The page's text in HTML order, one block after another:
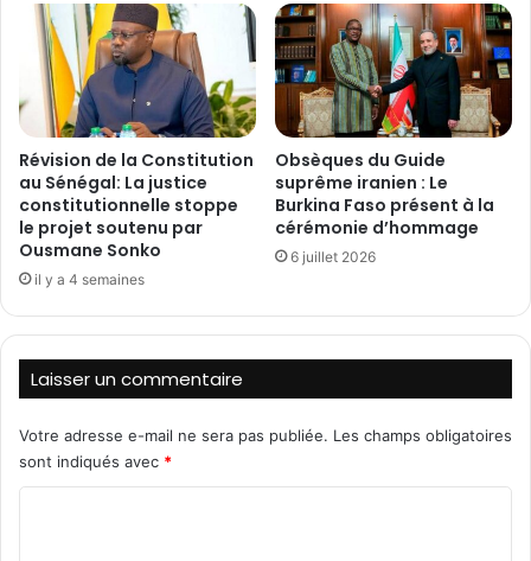
a
t
i
o
n
a
l
e
u
L
é
e
é
s
a
h
é
l
i
e
n
e
i
d
è
Révision de la Constitution
au Sénégal: La justice
constitutionnelle stoppe
le projet soutenu par
Ousmane Sonko
il y a 4 semaines
Obsèques du Guide
suprême iranien : Le
Burkina Faso présent à la
cérémonie d’hommage
6 juillet 2026
Laisser un commentaire
Votre adresse e-mail ne sera pas publiée. Les champs obligatoires
sont indiqués avec *